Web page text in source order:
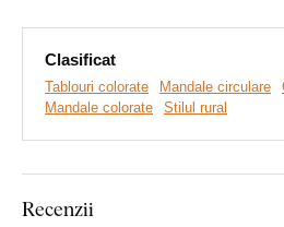
Clasificat
Tablouri colorate Mandale circulare
Mandale colorate
Stilul rural
Recenzii